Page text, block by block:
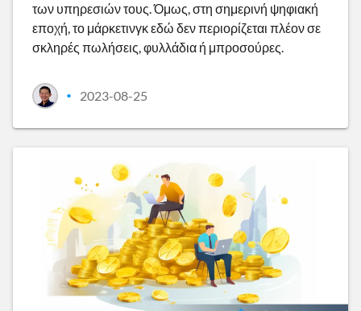
των υπηρεσιών τους. Όμως, στη σημερινή ψηφιακή
εποχή, το μάρκετινγκ εδώ δεν περιορίζεται πλέον σε
σκληρές πωλήσεις, φυλλάδια ή μπροσούρες.
• 2023-08-25